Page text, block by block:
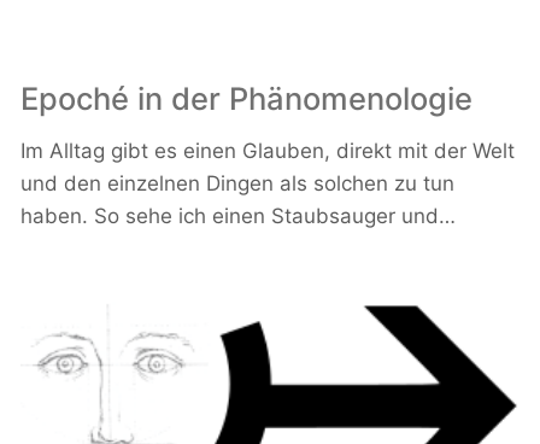
Epoché in der Phänomenologie
Im Alltag gibt es einen Glauben, direkt mit der Welt
und den einzelnen Dingen als solchen zu tun
haben. So sehe ich einen Staubsauger und…